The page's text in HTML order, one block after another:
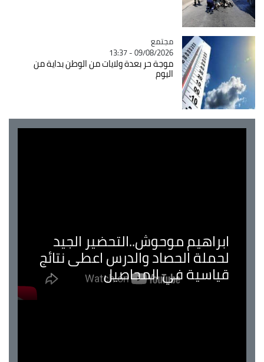
Catégorie
مجتمع
09/08/2026 - 13:37
موجة حر بعدة ولايات من الوطن بداية من
اليوم
ابراهيم موحوش..التحضير الجيد
لحملة الحصاد والدرس اعطى نتائج
قياسية في المحاصيل